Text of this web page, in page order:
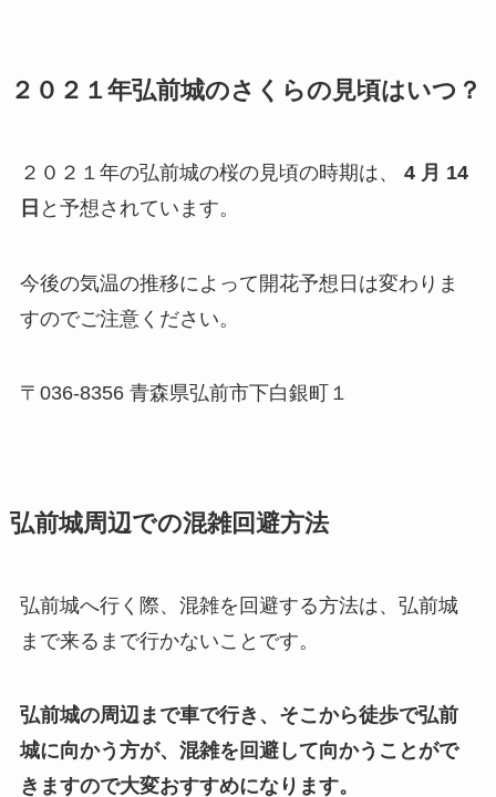
２０２１年弘前城のさくらの見頃はいつ？
２０２１年の弘前城の桜の見頃の時期は、
4 月 14
日 と予想されています。
今後の気温の推移によって開花予想日は変わりま
すのでご注意ください。
〒 036-8356 青森県弘前市下白銀町１
弘前城周辺での混雑回避方法
弘前城へ行く際、混雑を回避する方法は、弘前城
まで来るまで行かないことです。
弘前城の周辺まで車で行き、そこから徒歩で弘前
城に向かう方が、混雑を回避して向かうことがで
きますので大変おすすめになります。